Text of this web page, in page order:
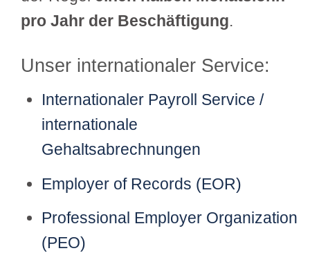
pro Jahr der Beschäftigung.
Unser internationaler Service:
Internationaler Payroll Service /
internationale
Gehaltsabrechnungen
Employer of Records (EOR)
Professional Employer Organization
(PEO)